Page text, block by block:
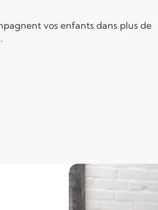
vos enfants dans plus de